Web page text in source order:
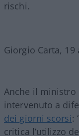
rischi.
Giorgio Carta, 19
Anche il ministro
intervenuto a
dei giorni scorsi:
critica l’utilizzo